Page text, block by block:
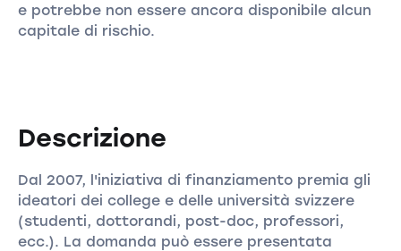
e potrebbe non essere ancora disponibile alcun
capitale di rischio.
Descrizione
Dal 2007, l'iniziativa di finanziamento premia gli
ideatori dei college e delle università svizzere
(studenti, dottorandi, post-doc, professori,
ecc.). La domanda può essere presentata